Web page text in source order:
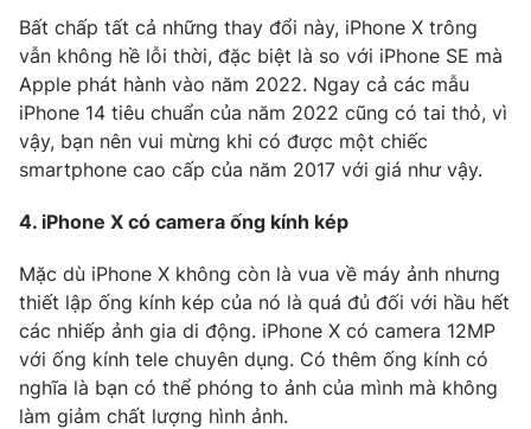
Bất chấp tất cả những thay đổi này, iPhone X trông
vẫn không hề lỗi thời, đặc biệt là so với iPhone SE mà
Apple phát hành vào năm 2022. Ngay cả các mẫu
iPhone 14 tiêu chuẩn của năm 2022 cũng có tai thỏ, vì
vậy, bạn nên vui mừng khi có được một chiếc
smartphone cao cấp của năm 2017 với giá như vậy.
4. iPhone X có camera ống kính kép
Mặc dù iPhone X không còn là vua về máy ảnh nhưng
thiết lập ống kính kép của nó là quá đủ đối với hầu hết
các nhiếp ảnh gia di động. iPhone X có camera 12MP
với ống kính tele chuyên dụng. Có thêm ống kính có
nghĩa là bạn có thể phóng to ảnh của mình mà không
làm giảm chất lượng hình ảnh.